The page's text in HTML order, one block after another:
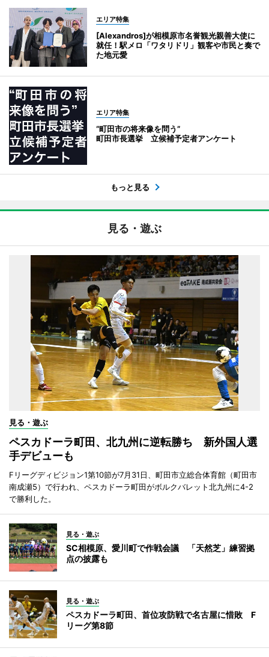
エリア特集
[Alexandros]が相模原市名誉観光親善大使に
就任！駅メロ「ワタリドリ」観客や市民と奏で
た地元愛
エリア特集
“町田市の将来像を問う”
町田市長選挙 立候補予定者アンケート
もっと見る
見る・遊ぶ
見る・遊ぶ
ペスカドーラ町田、北九州に逆転勝ち 新外国人選
手デビューも
Fリーグディビジョン1第10節が7月31日、町田市立総合体育館（町田市
南成瀬5）で行われ、ペスカドーラ町田がボルクバレット北九州に4-2
で勝利した。
見る・遊ぶ
SC相模原、愛川町で作戦会議 「天然芝」練習拠
点の披露も
見る・遊ぶ
ペスカドーラ町田、首位攻防戦で名古屋に惜敗 F
リーグ第8節